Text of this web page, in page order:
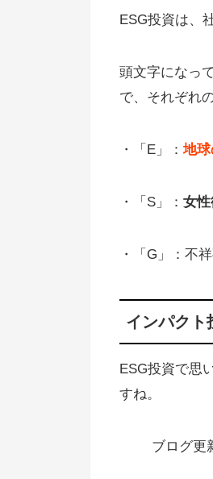
ESG投
ESG投
【まとめ
ESG投資は、
頭文字になっ
で、それぞれ
・「E」： 地
・「S」： 女
・「G」：不
インパクト
ESG投資で思
すね。
ブログ更